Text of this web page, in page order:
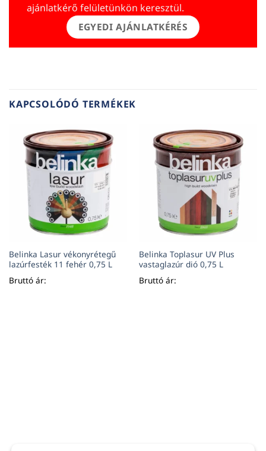
ajánlatkérő felületünkön keresztül.
EGYEDI AJÁNLATKÉRÉS
KAPCSOLÓDÓ TERMÉKEK
Belinka Lasur vékonyrétegű
lazúrfesték 11 fehér 0,75 L
Bruttó ár:
Belinka Toplasur UV Plus
vastaglazúr dió 0,75 L
Bruttó ár: